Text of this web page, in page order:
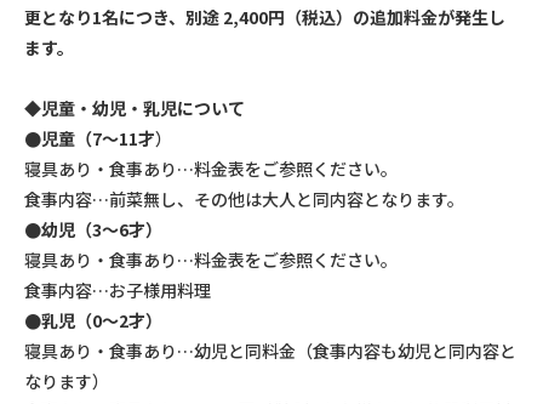
更となり1名につき、別途 2,400円（税込）の追加料金が発生し
ます。
◆児童・幼児・乳児について
●児童（7～11才）
寝具あり・食事あり…料金表をご参照ください。
食事内容…前菜無し、その他は大人と同内容となります。
●幼児（3～6才）
寝具あり・食事あり…料金表をご参照ください。
食事内容…お子様用料理
●乳児（0～2才）
寝具あり・食事あり…幼児と同料金（食事内容も幼児と同内容と
なります）